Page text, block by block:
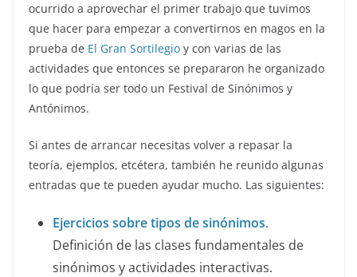
ocurrido a aprovechar el primer trabajo que tuvimos
que hacer para empezar a convertirnos en magos en la
prueba de El Gran Sortilegio y con varias de las
actividades que entonces se prepararon he organizado
lo que podría ser todo un Festival de Sinónimos y
Antónimos.
Si antes de arrancar necesitas volver a repasar la
teoría, ejemplos, etcétera, también he reunido algunas
entradas que te pueden ayudar mucho. Las siguientes:
Ejercicios sobre tipos de sinónimos.
Definición de las clases fundamentales de
sinónimos y actividades interactivas.